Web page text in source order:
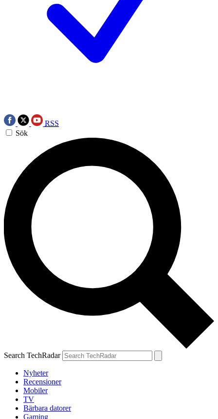
RSS
Sök
Search TechRadar
Nyheter
Recensioner
Mobiler
TV
Bärbara datorer
Gaming